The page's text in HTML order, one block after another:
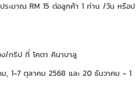
ะมาณ RM 15 ต่อลูกค้า 1 ท่าน /วัน หรือป
/ทริป ที่ โคตา คินาบาลู
, 1-7 ตุลาคม 2568 และ 20 ธันวาคม - 1